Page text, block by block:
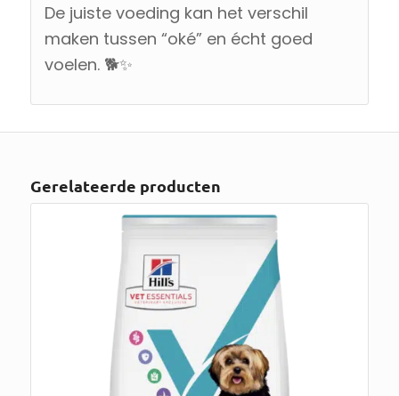
De juiste voeding kan het verschil
maken tussen “oké” en écht goed
voelen. 🐕✨
Gerelateerde producten